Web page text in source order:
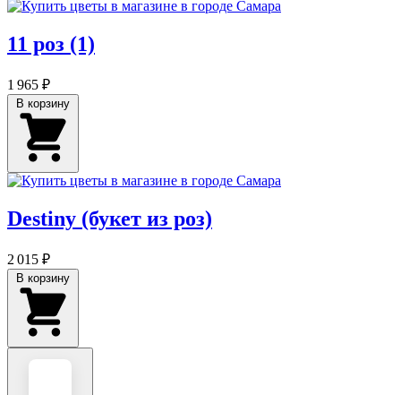
11 роз (1)
1 965 ₽
Destiny (букет из роз)
2 015 ₽